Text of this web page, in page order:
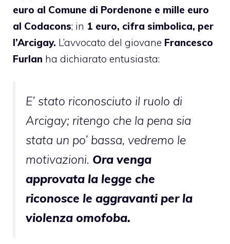
euro al Comune di Pordenone e mille euro
al Codacons; in 1 euro, cifra simbolica, per
l’Arcigay. L’avvocato del giovane Francesco
Furlan ha dichiarato entusiasta:
E’ stato riconosciuto il ruolo di
Arcigay; ritengo che la pena sia
stata un po’ bassa, vedremo le
motivazioni. Ora venga
approvata la legge che
riconosce le aggravanti per la
violenza omofoba.